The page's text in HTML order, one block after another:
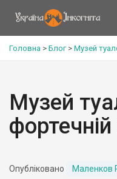
Головна > Блог> Музей
Музей
Опубліковано Маленков